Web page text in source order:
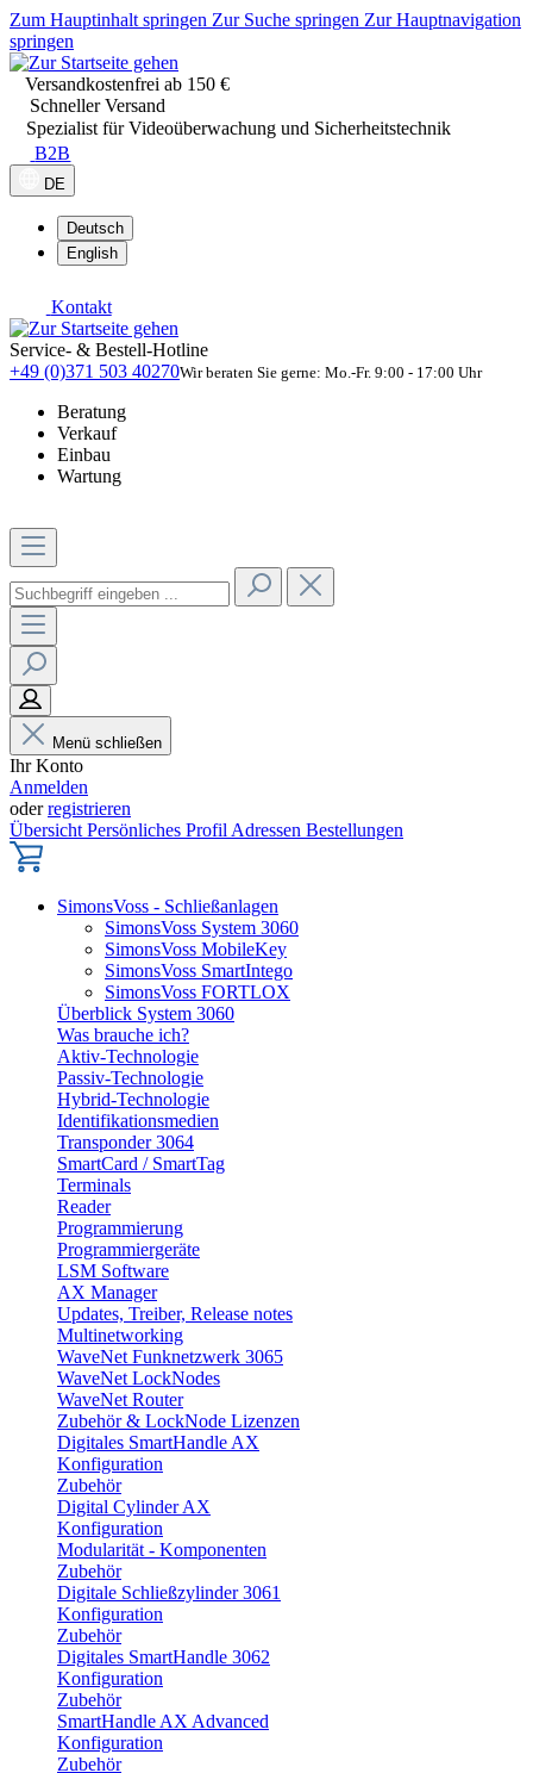
Zum Hauptinhalt springen Zur Suche springen Zur Hauptnavigation
springen
Versandkostenfrei ab 150 €
Schneller Versand
Spezialist für Videoüberwachung und Sicherheitstechnik
B2B
DE
Deutsch
English
Kontakt
Service- & Bestell-Hotline
+49 (0)371 503 40270Wir beraten Sie gerne: Mo.-Fr. 9:00 - 17:00 Uhr
Beratung
Verkauf
Einbau
Wartung
Menü schließen
Ihr Konto
Anmelden
oderregistrieren
Übersicht Persönliches Profil Adressen Bestellungen
SimonsVoss - Schließanlagen
SimonsVoss System 3060
SimonsVoss MobileKey
SimonsVoss SmartIntego
SimonsVoss FORTLOX
Überblick System 3060
Was brauche ich?
Aktiv-Technologie
Passiv-Technologie
Hybrid-Technologie
Identifikationsmedien
Transponder 3064
SmartCard / SmartTag
Terminals
Reader
Programmierung
Programmiergeräte
LSM Software
AX Manager
Updates, Treiber, Release notes
Multinetworking
WaveNet Funknetzwerk 3065
WaveNet LockNodes
WaveNet Router
Zubehör & LockNode Lizenzen
Digitales SmartHandle AX
Konfiguration
Zubehör
Digital Cylinder AX
Konfiguration
Modularität - Komponenten
Zubehör
Digitale Schließzylinder 3061
Konfiguration
Zubehör
Digitales SmartHandle 3062
Konfiguration
Zubehör
SmartHandle AX Advanced
Konfiguration
Zubehör